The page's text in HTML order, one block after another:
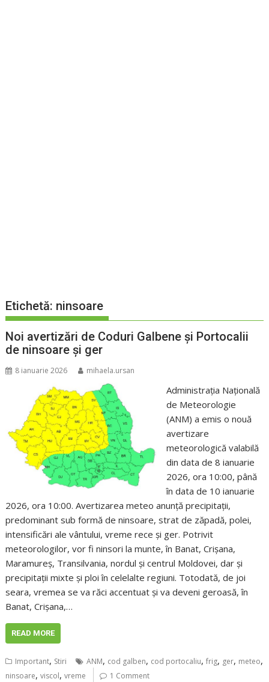
Etichetă: ninsoare
Noi avertizări de Coduri Galbene și Portocalii
de ninsoare și ger
8 ianuarie 2026 mihaela.ursan
Administrația Națională
de Meteorologie
(ANM) a emis o nouă
avertizare
meteorologică valabilă
din data de 8 ianuarie
2026, ora 10:00, până
în data de 10 ianuarie
2026, ora 10:00. Avertizarea meteo anunță precipitaţii,
predominant sub formă de ninsoare, strat de zăpadă, polei,
intensificări ale vântului, vreme rece şi ger. Potrivit
meteorologilor, vor fi ninsori la munte, în Banat, Crişana,
Maramureş, Transilvania, nordul şi centrul Moldovei, dar şi
precipitaţii mixte şi ploi în celelalte regiuni. Totodată, de joi
seara, vremea se va răci accentuat şi va deveni geroasă, în
Banat, Crişana,…
READ MORE
Important, Stiri ANM, cod galben, cod portocaliu,frig, ger, meteo,
ninsoare,viscol,vreme 1 Comment